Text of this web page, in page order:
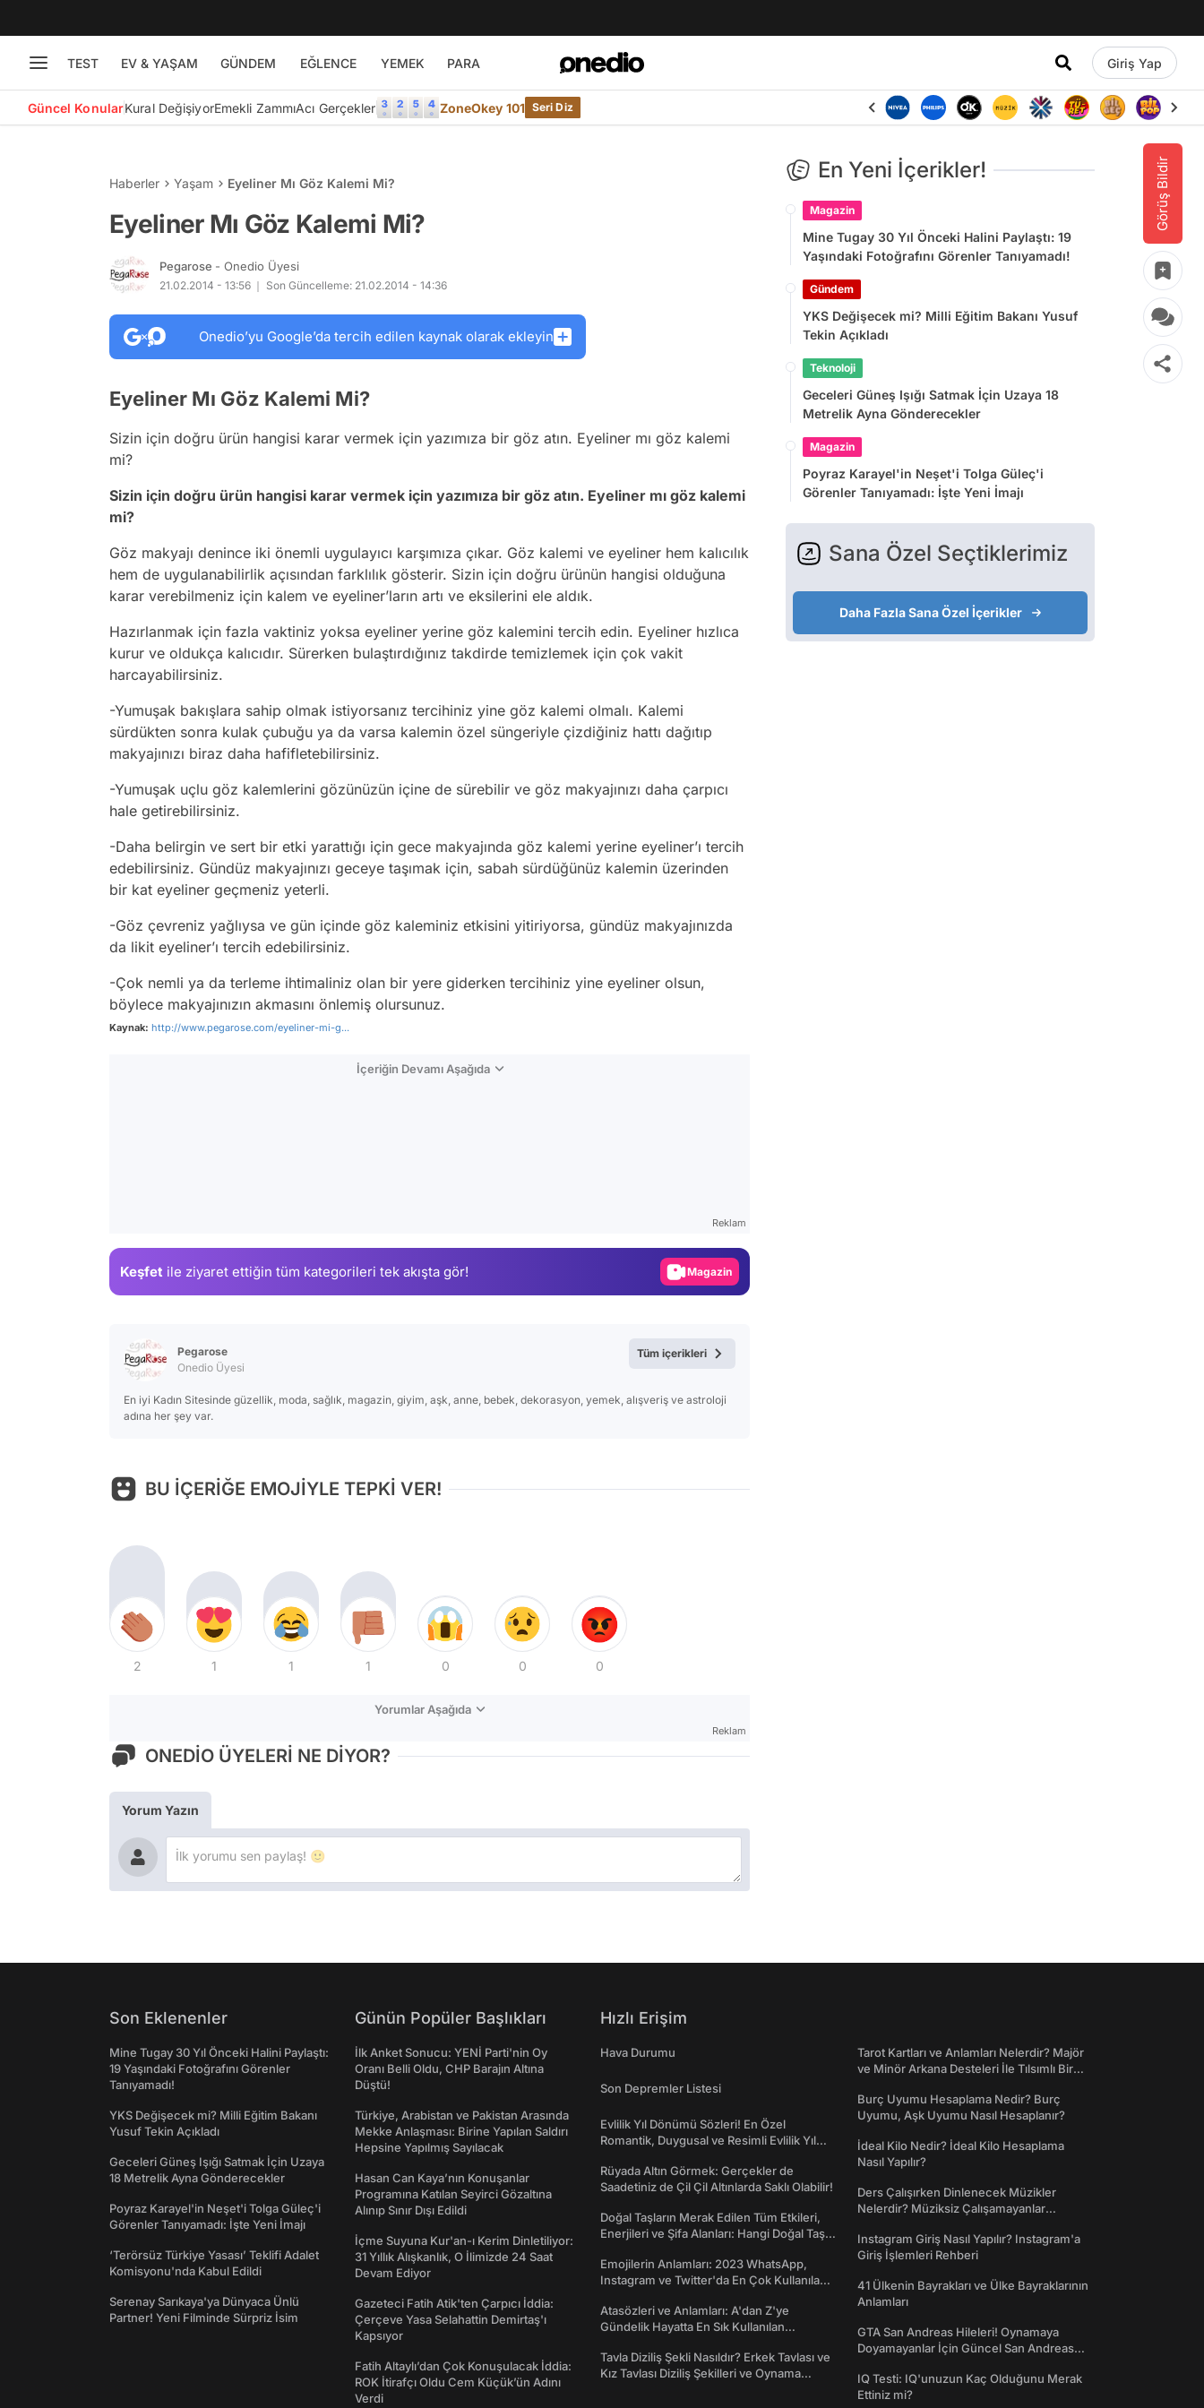
TEST EV & YAŞAM GÜNDEM EĞLENCE YEMEK PARA Giriş Yap
Güncel KonularKural DeğişiyorEmekli ZammıAcı Gerçekler ZoneOkey 101 Seri Diz
Görüş Bildir
Haberler Yaşam Eyeliner Mı Göz Kalemi Mi?
Eyeliner Mı Göz Kalemi Mi?
Pegarose - Onedio Üyesi
21.02.2014 - 13:56 Son Güncelleme: 21.02.2014 - 14:36
Onedio’yu Google’da tercih edilen kaynak olarak ekleyin
Eyeliner Mı Göz Kalemi Mi?
Sizin için doğru ürün hangisi karar vermek için yazımıza bir göz atın. Eyeliner mı göz kalemi
mi?
Sizin için doğru ürün hangisi karar vermek için yazımıza bir göz atın. Eyeliner mı göz kalemi
mi?
Göz makyajı denince iki önemli uygulayıcı karşımıza çıkar. Göz kalemi ve eyeliner hem kalıcılık
hem de uygulanabilirlik açısından farklılık gösterir. Sizin için doğru ürünün hangisi olduğuna
karar verebilmeniz için kalem ve eyeliner’ların artı ve eksilerini ele aldık.
Hazırlanmak için fazla vaktiniz yoksa eyeliner yerine göz kalemini tercih edin. Eyeliner hızlıca
kurur ve oldukça kalıcıdır. Sürerken bulaştırdığınız takdirde temizlemek için çok vakit
harcayabilirsiniz.
-Yumuşak bakışlara sahip olmak istiyorsanız tercihiniz yine göz kalemi olmalı. Kalemi
sürdükten sonra kulak çubuğu ya da varsa kalemin özel süngeriyle çizdiğiniz hattı dağıtıp
makyajınızı biraz daha hafifletebilirsiniz.
-Yumuşak uçlu göz kalemlerini gözünüzün içine de sürebilir ve göz makyajınızı daha çarpıcı
hale getirebilirsiniz.
-Daha belirgin ve sert bir etki yarattığı için gece makyajında göz kalemi yerine eyeliner’ı tercih
edebilirsiniz. Gündüz makyajınızı geceye taşımak için, sabah sürdüğünüz kalemin üzerinden
bir kat eyeliner geçmeniz yeterli.
-Göz çevreniz yağlıysa ve gün içinde göz kaleminiz etkisini yitiriyorsa, gündüz makyajınızda
da likit eyeliner’ı tercih edebilirsiniz.
-Çok nemli ya da terleme ihtimaliniz olan bir yere giderken tercihiniz yine eyeliner olsun,
böylece makyajınızın akmasını önlemiş olursunuz.
Kaynak: http://www.pegarose.com/eyeliner-mi-g...
İçeriğin Devamı Aşağıda
Reklam
Keşfet ile ziyaret ettiğin tüm kategorileri tek akışta gör! Magazin
Pegarose
Onedio Üyesi
En iyi Kadın Sitesinde güzellik, moda, sağlık, magazin, giyim, aşk, anne, bebek, dekorasyon, yemek, alışveriş ve astroloji
adına her şey var.
Tüm içerikleri
BU İÇERİĞE EMOJİYLE TEPKİ VER!
2 1 1 1 0 0 0
Yorumlar Aşağıda
Reklam
ONEDİO ÜYELERİ NE DİYOR?
Yorum Yazın
En Yeni İçerikler!
Magazin
Mine Tugay 30 Yıl Önceki Halini Paylaştı: 19
Yaşındaki Fotoğrafını Görenler Tanıyamadı!
Gündem
YKS Değişecek mi? Milli Eğitim Bakanı Yusuf
Tekin Açıkladı
Teknoloji
Geceleri Güneş Işığı Satmak İçin Uzaya 18
Metrelik Ayna Gönderecekler
Magazin
Poyraz Karayel'in Neşet'i Tolga Güleç'i
Görenler Tanıyamadı: İşte Yeni İmajı
Sana Özel Seçtiklerimiz
Daha Fazla Sana Özel İçerikler
Son Eklenenler
Mine Tugay 30 Yıl Önceki Halini Paylaştı:
19 Yaşındaki Fotoğrafını Görenler
Tanıyamadı!
YKS Değişecek mi? Milli Eğitim Bakanı
Yusuf Tekin Açıkladı
Geceleri Güneş Işığı Satmak İçin Uzaya
18 Metrelik Ayna Gönderecekler
Poyraz Karayel'in Neşet'i Tolga Güleç'i
Görenler Tanıyamadı: İşte Yeni İmajı
‘Terörsüz Türkiye Yasası’ Teklifi Adalet
Komisyonu'nda Kabul Edildi
Serenay Sarıkaya'ya Dünyaca Ünlü
Partner! Yeni Filminde Sürpriz İsim
Günün Popüler Başlıkları
İlk Anket Sonucu: YENİ Parti'nin Oy
Oranı Belli Oldu, CHP Barajın Altına
Düştü!
Türkiye, Arabistan ve Pakistan Arasında
Mekke Anlaşması: Birine Yapılan Saldırı
Hepsine Yapılmış Sayılacak
Hasan Can Kaya’nın Konuşanlar
Programına Katılan Seyirci Gözaltına
Alınıp Sınır Dışı Edildi
İçme Suyuna Kur'an-ı Kerim Dinletiliyor:
31 Yıllık Alışkanlık, O İlimizde 24 Saat
Devam Ediyor
Gazeteci Fatih Atik'ten Çarpıcı İddia:
Çerçeve Yasa Selahattin Demirtaş'ı
Kapsıyor
Fatih Altaylı’dan Çok Konuşulacak İddia:
ROK İtirafçı Oldu Cem Küçük’ün Adını
Verdi
Hızlı Erişim
Hava Durumu
Son Depremler Listesi
Evlilik Yıl Dönümü Sözleri! En Özel
Romantik, Duygusal ve Resimli Evlilik Yıl
Rüyada Altın Görmek: Gerçekler de
Saadetiniz de Çil Çil Altınlarda Saklı Olabilir!
Doğal Taşların Merak Edilen Tüm Etkileri,
Enerjileri ve Şifa Alanları: Hangi Doğal Taş
Emojilerin Anlamları: 2023 WhatsApp,
Instagram ve Twitter'da En Çok Kullanılan
Atasözleri ve Anlamları: A'dan Z'ye
Gündelik Hayatta En Sık Kullanılan
Tavla Diziliş Şekli Nasıldır? Erkek Tavlası ve
Kız Tavlası Diziliş Şekilleri ve Oynama
Tarot Kartları ve Anlamları Nelerdir? Majör
ve Minör Arkana Desteleri İle Tılsımlı Bir
Burç Uyumu Hesaplama Nedir? Burç
Uyumu, Aşk Uyumu Nasıl Hesaplanır?
İdeal Kilo Nedir? İdeal Kilo Hesaplama
Nasıl Yapılır?
Ders Çalışırken Dinlenecek Müzikler
Nelerdir? Müziksiz Çalışamayanlar
Instagram Giriş Nasıl Yapılır? Instagram'a
Giriş İşlemleri Rehberi
41 Ülkenin Bayrakları ve Ülke Bayraklarının
Anlamları
GTA San Andreas Hileleri! Oynamaya
Doyamayanlar İçin Güncel San Andreas
IQ Testi: IQ'unuzun Kaç Olduğunu Merak
Ettiniz mi?